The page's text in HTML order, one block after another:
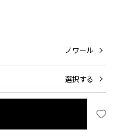
ノワール
選択する